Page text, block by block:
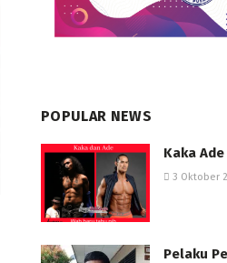
POPULAR NEWS
Kaka
3 Oktober
Pelaku